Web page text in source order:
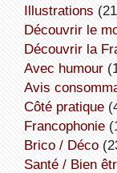
illustrations
découvrir le
découvrir la
avec humour
avis
côté pratique
Francophonie
Brico / Déco
Santé / Bien